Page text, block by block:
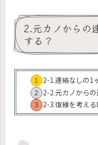
2.元カノからの
する？
2-1.連絡なしの1
2-2.元カノから
2-3.復縁を考え